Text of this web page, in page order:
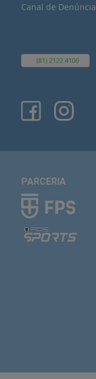
Canal de Denúncia
(81) 2122.4100
PARCERIA